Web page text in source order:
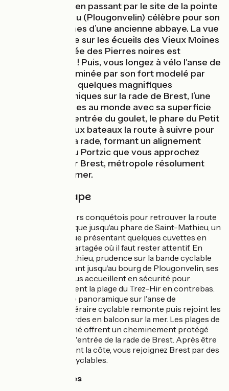
Direction Brest en passant par le site de la pointe
de Saint-Mathieu (Plougonvelin) célèbre pour son
phare et les ruines d’une ancienne abbaye. La vue
du haut du phare sur les écueils des Vieux Moines
et de la Chaussée des Pierres noires est
époustouflante ! Puis, vous longez à vélo l'anse de
Bertheaume dominée par son fort modelé par
Vauban. Ensuite quelques magnifiques
panoramas scéniques sur la rade de Brest, l’une
des plus étendues au monde avec sa superficie
de 180 km2. À l’entrée du goulet, le phare du Petit
Minou indique aux bateaux la route à suivre pour
pénétrer dans la rade, formant un alignement
avec le phare du Portzic que vous approchez
avant de gagner Brest, métropole résolument
tournée vers la mer.
Détail de l'étape
Quittez les quartiers conquétois pour retrouver la route
côtière panoramique jusqu'au phare de Saint-Mathieu, un
passage magnifique présentant quelques cuvettes en
virage sur route partagée où il faut rester attentif. En
quittant Saint-Mathieu, prudence sur la bande cyclable
en faux plat montant jusqu'au bourg de Plougonvelin, ses
rues à 30 km/h vous accueillent en sécurité pour
rejoindre calmement la plage du Trez-Hir en contrebas.
Après l'intermède panoramique sur l'anse de
Bertheaume, l'itinéraire cyclable remonte puis rejoint les
routes campagnardes en balcon sur la mer. Les plages de
Locmaria-Plouzané offrent un cheminement protégé
panoramique sur l'entrée de la rade de Brest. Après être
remonté en quittant la côte, vous rejoignez Brest par des
pistes et bandes cyclables.
Liaisons cyclables